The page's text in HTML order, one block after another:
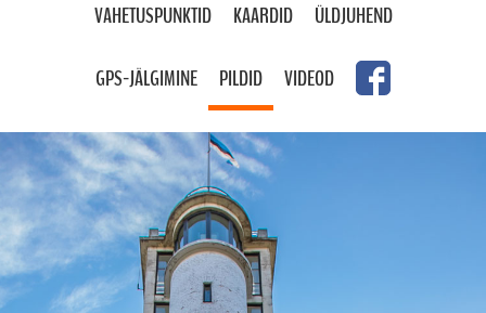
VAHETUSPUNKTID KAARDID ÜLDJUHEND
GPS-JÄLGIMINE PILDID VIDEOD